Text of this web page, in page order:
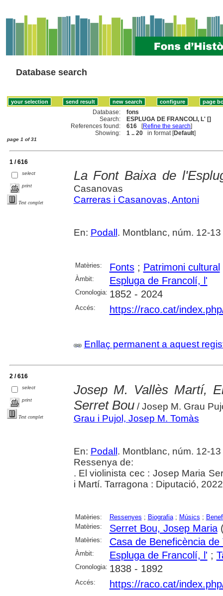
Database search
Database:
fons
Search:
ESPLUGA DE FRANCOLI, L' []
References found:
616 [Refine the search]
Showing:
1 .. 20 in format [Default]
page 1 of 31
1 / 616
select
print
Text complet
La Font Baixa de
Casanovas
Carreras i Casanovas, Antoni
En: Podall . Montblanc, núm. 12-
Matèries: Fonts; Patrimoni cultural
Àmbit: Espluga de Francolí, l'
Cronologia: 1852 - 2024
Accés: https://raco.cat/
Enllaç permanent a aquest
2 / 616
select
print
Text complet
Josep M. Vallès Martí,
Serret Bou/ Josep M. Grau
Grau i Pujol, Josep M. Tomàs
En: Podall . Montblanc, núm. 12-
Ressenya de:
. El violinista cec : Josep Maria
i Martí. Tarragona : Diputació,
Matèries: Ressenyes ; Biografia; Músics ;
Matèries:
Serret Bou, Josep Maria
Matèries: Casa de Beneficència de
Àmbit: Espluga de Francolí, l' ;
Cronologia: 1838 - 1892
Accés: https://raco.cat/